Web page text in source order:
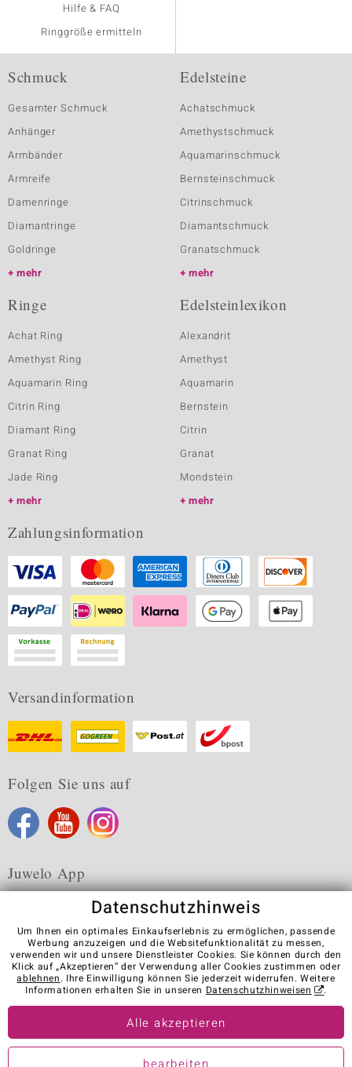
Hilfe & FAQ
Ringgröße ermitteln
Schmuck
Gesamter Schmuck
Anhänger
Armbänder
Armreife
Damenringe
Diamantringe
Goldringe
mehr
Edelsteine
Achatschmuck
Amethystschmuck
Aquamarinschmuck
Bernsteinschmuck
Citrinschmuck
Diamantschmuck
Granatschmuck
mehr
Ringe
Achat Ring
Amethyst Ring
Aquamarin Ring
Citrin Ring
Diamant Ring
Granat Ring
Jade Ring
mehr
Edelsteinlexikon
Alexandrit
Amethyst
Aquamarin
Bernstein
Citrin
Granat
Mondstein
mehr
Zahlungsinformation
Versandinformation
Folgen Sie uns auf
Juwelo App
Karriere AGB Datenschutz Cookies
Impressum
Kontakt
Vertrag widerrufen
Visit our stores in other countries:
© Juwelo Deutschland GmbH (ein Tochterunternehmen der elumeo
Datenschutzhinweis
Um Ihnen ein optimales Einkaufserlebnis zu ermöglichen, passende
Werbung anzuzeigen und die Websitefunktionalität zu messen,
verwenden wir und unsere Dienstleister Cookies. Sie können durch den
Klick auf „Akzeptieren“ der Verwendung aller Cookies zustimmen oder
ablehnen. Ihre Einwilligung können Sie jederzeit widerrufen. Weitere
Informationen erhalten Sie in unseren Datenschutzhinweisen .
Alle akzeptieren